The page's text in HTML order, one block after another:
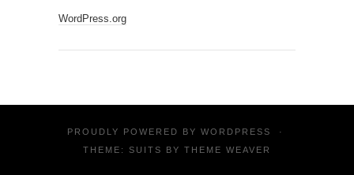
WordPress.org
PROUDLY POWERED BY WORDPRESS
·
THEME: SUITS BY THEME WEAVER